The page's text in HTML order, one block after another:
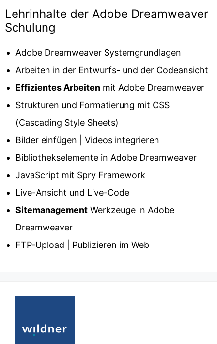
Lehrinhalte der Adobe Dreamweaver
Schulung
Adobe Dreamweaver Systemgrundlagen
Arbeiten in der Entwurfs- und der Codeansicht
Effizientes Arbeitenmit Adobe Dreamweaver
Strukturen und Formatierung mit CSS
(Cascading Style Sheets)
Bilder einfügen | Videos integrieren
Bibliothekselemente in Adobe Dreamweaver
JavaScript mit Spry Framework
Live-Ansicht und Live-Code
SitemanagementWerkzeuge in Adobe
Dreamweaver
FTP-Upload | Publizieren im Web